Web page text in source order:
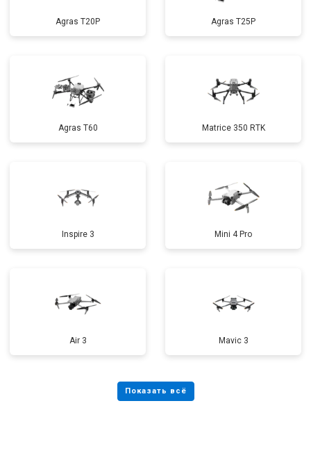
Agras T20P Agras T25P
Agras T60 Matrice 350 RTK
Inspire 3 Mini 4 Pro
Air 3 Mavic 3